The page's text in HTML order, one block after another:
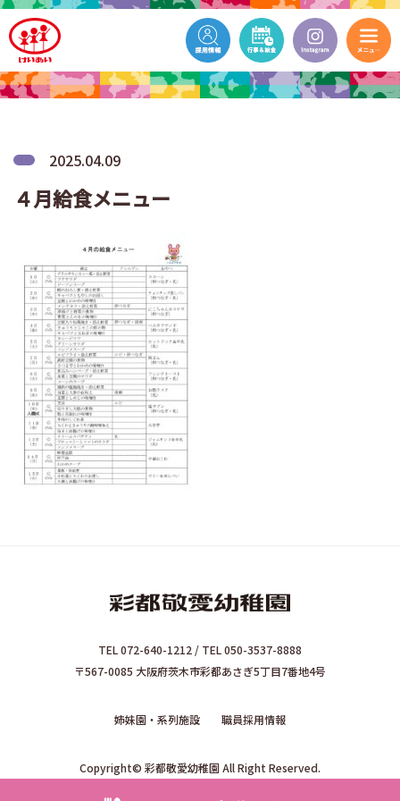
2025.04.09
４月給食メニュー
TEL 072-640-1212 / TEL 050-3537-8888
〒567-0085 大阪府茨木市彩都あさぎ5丁目7番地4号
姉妹園・系列施設 職員採用情報
Copyright© 彩都敬愛幼稚園 All Right Reserved.